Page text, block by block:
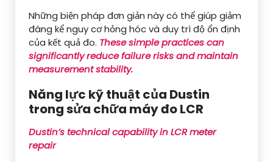
Những biện pháp đơn giản này có thể giúp giảm
đáng kể nguy cơ hỏng hóc và duy trì độ ổn định
của kết quả đo. These simple practices can
significantly reduce failure risks and maintain
measurement stability.
Năng lực kỹ thuật của Dustin
trong sửa chữa máy đo LCR
Dustin’s technical capability in LCR meter
repair